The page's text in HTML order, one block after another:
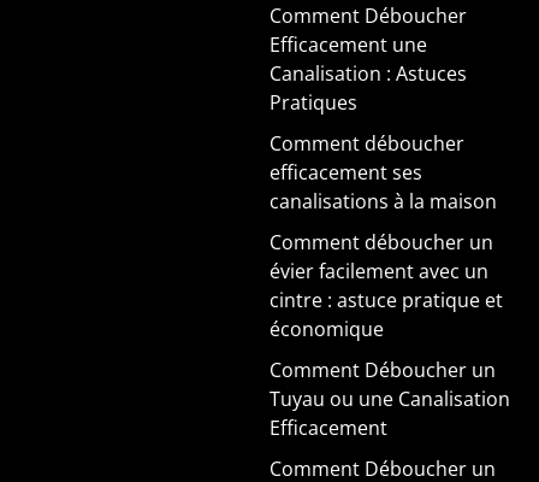
Comment Déboucher
Efficacement une
Canalisation : Astuces
Pratiques
Comment déboucher
efficacement ses
canalisations à la maison
Comment déboucher un
évier facilement avec un
cintre : astuce pratique et
économique
Comment Déboucher un
Tuyau ou une Canalisation
Efficacement
Comment Déboucher un